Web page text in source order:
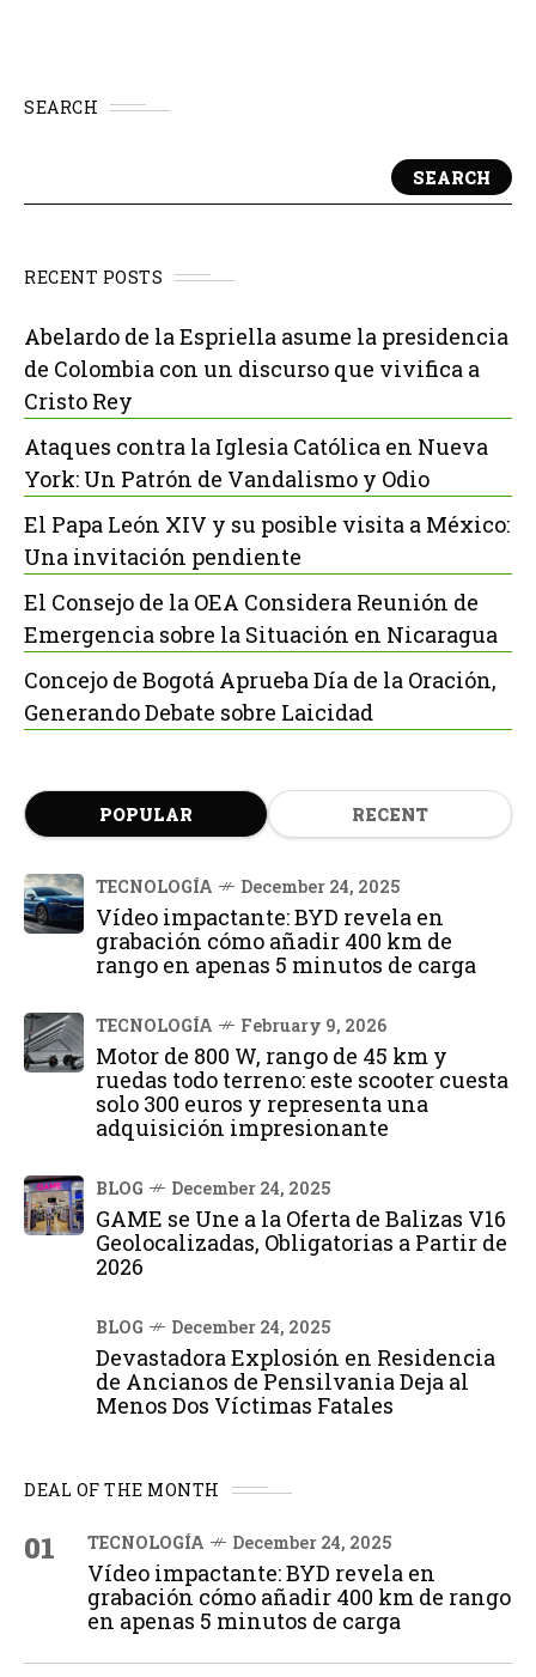
SEARCH
SEARCH
RECENT POSTS
Abelardo de la Espriella asume la presidencia
de Colombia con un discurso que vivifica a
Cristo Rey
Ataques contra la Iglesia Católica en Nueva
York: Un Patrón de Vandalismo y Odio
El Papa León XIV y su posible visita a México:
Una invitación pendiente
El Consejo de la OEA Considera Reunión de
Emergencia sobre la Situación en Nicaragua
Concejo de Bogotá Aprueba Día de la Oración,
Generando Debate sobre Laicidad
POPULAR RECENT
TECNOLOGÍA December 24, 2025
Vídeo impactante: BYD revela en
grabación cómo añadir 400 km de
rango en apenas 5 minutos de carga
TECNOLOGÍA February 9, 2026
Motor de 800 W, rango de 45 km y
ruedas todo terreno: este scooter cuesta
solo 300 euros y representa una
adquisición impresionante
BLOG December 24, 2025
GAME se Une a la Oferta de Balizas V16
Geolocalizadas, Obligatorias a Partir de
2026
BLOG December 24, 2025
Devastadora Explosión en Residencia
de Ancianos de Pensilvania Deja al
Menos Dos Víctimas Fatales
DEAL OF THE MONTH
01 TECNOLOGÍA December 24, 2025
Vídeo impactante: BYD revela en
grabación cómo añadir 400 km de rango
en apenas 5 minutos de carga